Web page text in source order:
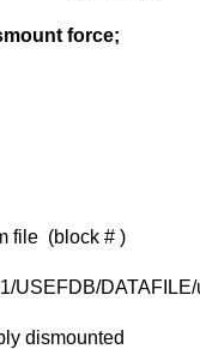
force;
file (block # )
USEFDB/
dismounted